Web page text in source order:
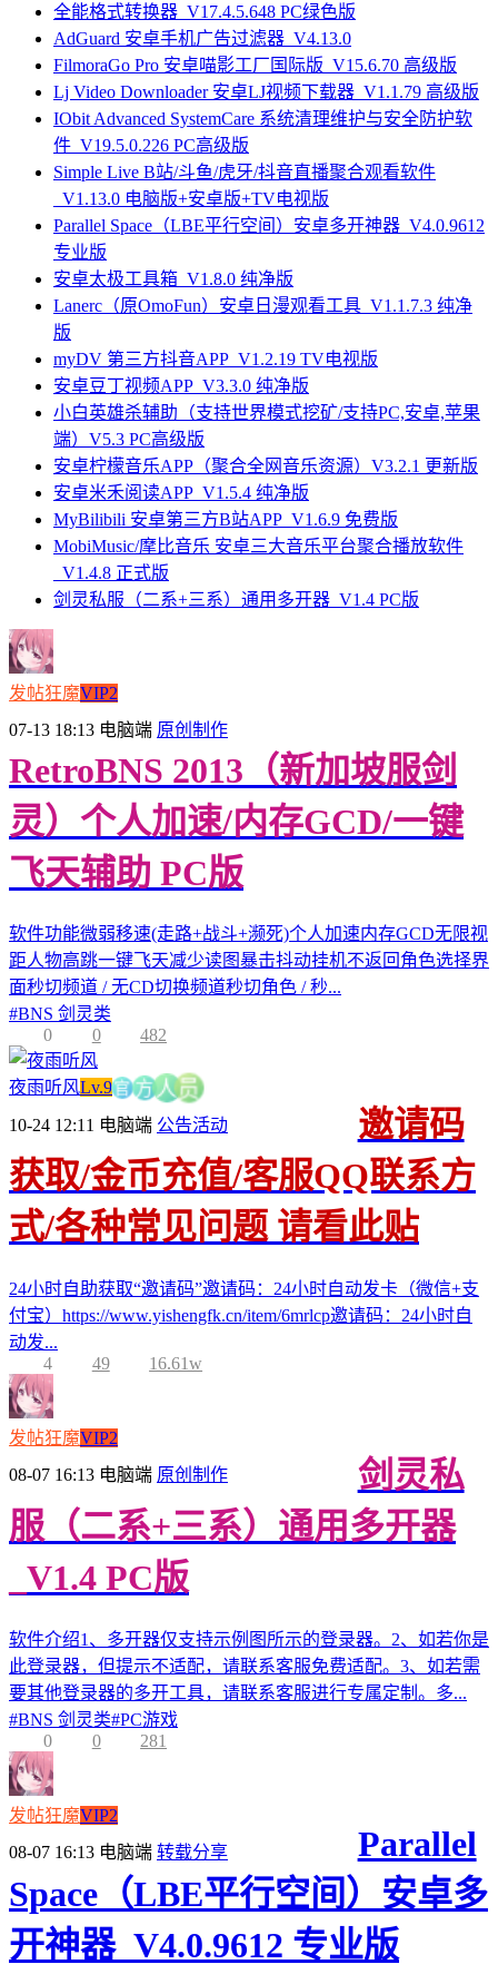
全能格式转换器_V17.4.5.648 PC绿色版
AdGuard 安卓手机广告过滤器_V4.13.0
FilmoraGo Pro 安卓喵影工厂国际版_V15.6.70 高级版
Lj Video Downloader 安卓LJ视频下载器_V1.1.79 高级版
IObit Advanced SystemCare 系统清理维护与安全防护软
件_V19.5.0.226 PC高级版
Simple Live B站/斗鱼/虎牙/抖音直播聚合观看软件
_V1.13.0 电脑版+安卓版+TV电视版
Parallel Space（LBE平行空间）安卓多开神器_V4.0.9612
专业版
安卓太极工具箱_V1.8.0 纯净版
Lanerc（原OmoFun）安卓日漫观看工具_V1.1.7.3 纯净
版
myDV 第三方抖音APP_V1.2.19 TV电视版
安卓豆丁视频APP_V3.3.0 纯净版
小白英雄杀辅助（支持世界模式挖矿/支持PC,安卓,苹果
端）V5.3 PC高级版
安卓柠檬音乐APP（聚合全网音乐资源）V3.2.1 更新版
安卓米禾阅读APP_V1.5.4 纯净版
MyBilibili 安卓第三方B站APP_V1.6.9 免费版
MobiMusic/摩比音乐 安卓三大音乐平台聚合播放软件
_V1.4.8 正式版
剑灵私服（二系+三系）通用多开器_V1.4 PC版
发帖狂魔VIP2
07-13 18:13 电脑端 原创制作
RetroBNS 2013（新加坡服剑
灵）个人加速/内存GCD/一键
飞天辅助 PC版
软件功能微弱移速(走路+战斗+濒死)个人加速内存GCD无限视
距人物高跳一键飞天减少读图暴击抖动挂机不返回角色选择界
面秒切频道 / 无CD切换频道秒切角色 / 秒...
#BNS 剑灵类
0
0 482
夜雨听风Lv.9官 方 人 员
10-24 12:11 电脑端 公告活动
邀请码
获取/金币充值/客服QQ联系方
式/各种常见问题 请看此贴
24小时自助获取“邀请码”邀请码：24小时自动发卡（微信+支
付宝）https://www.yishengfk.cn/item/6mrlcp邀请码：24小时自
动发...
4
49 16.61w
发帖狂魔VIP2
08-07 16:13 电脑端 原创制作
剑灵私
服（二系+三系）通用多开器
_V1.4 PC版
软件介绍1、多开器仅支持示例图所示的登录器。2、如若你是
此登录器，但提示不适配，请联系客服免费适配。3、如若需
要其他登录器的多开工具，请联系客服进行专属定制。多...
#BNS 剑灵类#PC游戏
0
0 281
发帖狂魔VIP2
08-07 16:13 电脑端 转载分享
Parallel
Space（LBE平行空间）安卓多
开神器_V4.0.9612 专业版